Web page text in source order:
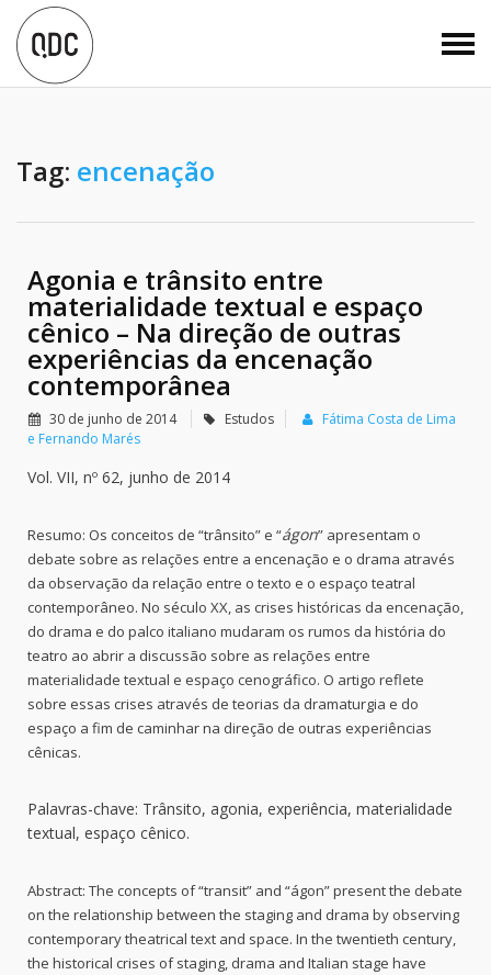
Tag: encenação
Agonia e trânsito entre
materialidade textual e espaço
cênico – Na direção de outras
experiências da encenação
contemporânea
30 de junho de 2014 Estudos
Fátima Costa de Lima
e Fernando Marés
Vol. VII, nº 62, junho de 2014
Resumo: Os conceitos de “trânsito” e “ágon” apresentam o
debate sobre as relações entre a encenação e o drama através
da observação da relação entre o texto e o espaço teatral
contemporâneo. No século XX, as crises históricas da encenação,
do drama e do palco italiano mudaram os rumos da história do
teatro ao abrir a discussão sobre as relações entre
materialidade textual e espaço cenográfico. O artigo reflete
sobre essas crises através de teorias da dramaturgia e do
espaço a fim de caminhar na direção de outras experiências
cênicas.
Palavras-chave: Trânsito, agonia, experiência, materialidade
textual, espaço cênico.
Abstract: The concepts of “transit” and “ágon” present the debate
on the relationship between the staging and drama by observing
contemporary theatrical text and space. In the twentieth century,
the historical crises of staging, drama and Italian stage have